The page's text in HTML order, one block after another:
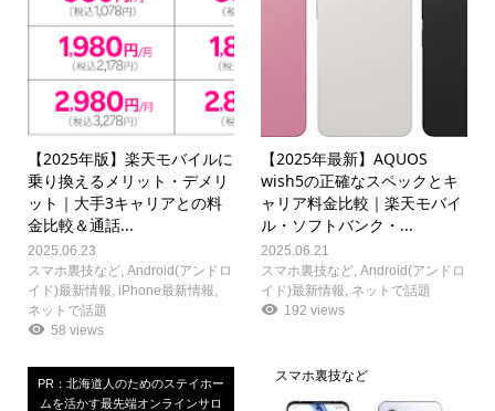
【2025年版】楽天モバイルに
乗り換えるメリット・デメリ
ット｜大手3キャリアとの料
金比較＆通話...
2025.06.23
スマホ裏技など, Android(アンドロ
イド)最新情報, iPhone最新情報,
ネットで話題
58 views
【2025年最新】AQUOS
wish5の正確なスペックとキ
ャリア料金比較｜楽天モバイ
ル・ソフトバンク・...
2025.06.21
スマホ裏技など,Android(アンドロ
イド)最新情報, ネットで話題
192 views
PR：北海道人のためのステイホー
ムを活かす最先端オンラインサロ
スマホ裏技など